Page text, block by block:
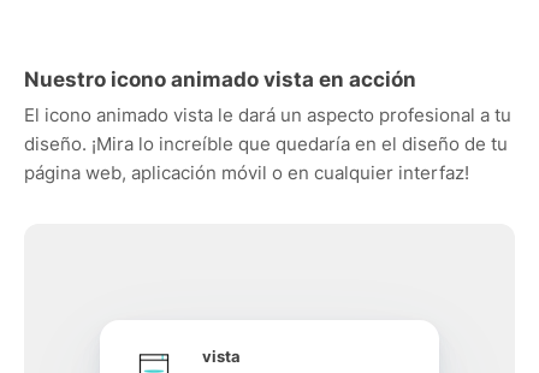
Nuestro icono animado vista en acción
El icono animado vista le dará un aspecto profesional a tu
diseño. ¡Mira lo increíble que quedaría en el diseño de tu
página web, aplicación móvil o en cualquier interfaz!
vista